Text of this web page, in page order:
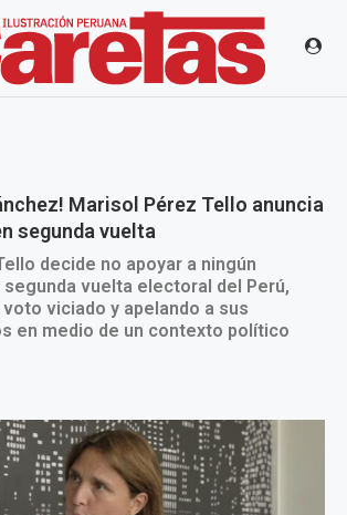
Marisol Pérez Tello anuncia
segunda vuelta
decide no apoyar a ningún
segunda vuelta electoral del Perú,
viciado y apelando a sus
en medio de un contexto político